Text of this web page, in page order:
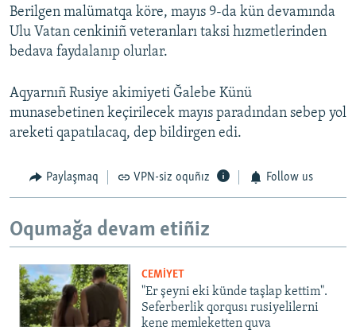
Berilgen malümatqa köre, mayıs 9-da kün devamında
Ulu Vatan cenkiniñ veteranları taksi hızmetlerinden
bedava faydalanıp olurlar.
Aqyarnıñ Rusiye akimiyeti Ğalebe Künü
munasebetinen keçirilecek mayıs paradından sebep yol
areketi qapatılacaq, dep bildirgen edi.
Paylaşmaq VPN-siz oquñız Follow us
Oqumağa devam etiñiz
CEMİYET
"Er şeyni eki künde taşlap kettim".
Seferberlik qorqusı rusiyelilerni
kene memleketten quva